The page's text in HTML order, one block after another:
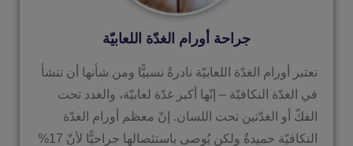
جراحة أورام الغدّة اللعابيّة
تعتبر أورام الغدّة اللعابيّة نادرةً نسبيًّا ومن شأنها أن تنشأ
في الغدّة النكافيّة – إنّها أكبر غدّة لعابيّة، والغدد تحت
الفكّ أو الغدّتين تحت اللسان. إنّ معظم أورام الغدّة
النكافيّة حميدةٌ ولكن يُوصى باستئصالها جراحيًّا لأنّ 17%